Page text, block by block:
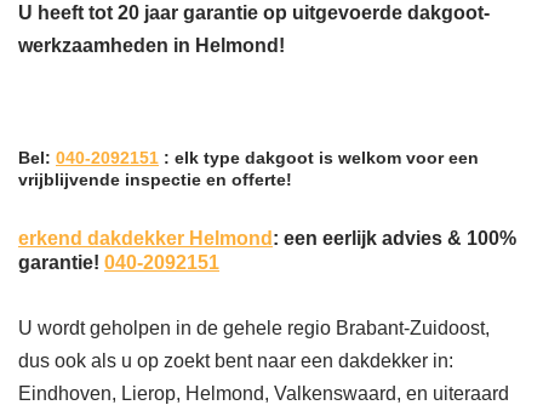
U heeft tot 20 jaar garantie op uitgevoerde dakgoot-
werkzaamheden in Helmond!
Bel: 040-2092151 : elk type dakgoot is welkom voor een
vrijblijvende inspectie en offerte!
erkend dakdekker Helmond : een eerlijk advies & 100%
garantie! 040-2092151
U wordt geholpen in de gehele regio Brabant-Zuidoost,
dus ook als u op zoekt bent naar een dakdekker in:
Eindhoven, Lierop, Helmond, Valkenswaard, en uiteraard